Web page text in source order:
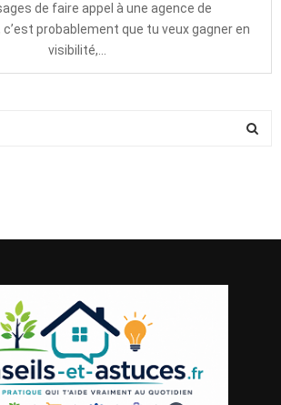
de faire appel à une agence de
probablement que tu veux gagner en
visibilité,...
A